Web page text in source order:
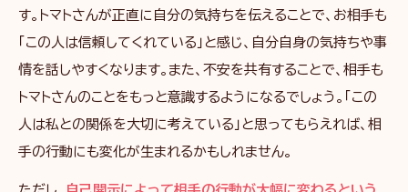
す。トマトさんが正直に自分の気持ちを伝えることで、お相手も
「この人は信頼してくれている」と感じ、自分自身の気持ちや事
情を話しやすくなります。また、不安を共有することで、相手も
トマトさんのことをもっと意識するようになるでしょう。「この
人は私との関係を大切に考えている」と思ってもらえれば、相
手の行動にも変化が生まれるかもしれません。